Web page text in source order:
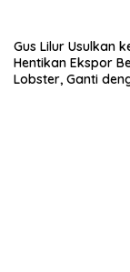
Gus Lilur Usulkan
Hentikan Ekspor
Lobster, Ganti